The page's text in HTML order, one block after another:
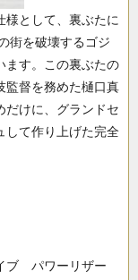
様として、裏ぶたに
街を破壊するゴジ
ます。この裏ぶたの
監督を務めた樋口真
だけに、グランドセ
して作り上げた完全
ブ パワーリザー